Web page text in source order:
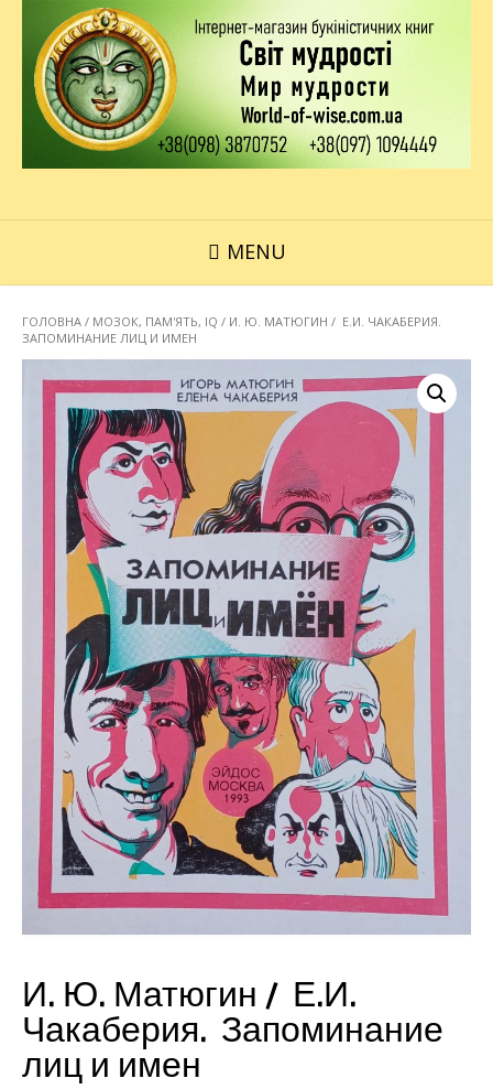
MENU
ГОЛОВНА / МОЗОК, ПАМ'ЯТЬ, IQ / И. Ю. МАТЮГИН / Е.И. ЧАКАБЕРИЯ.
ЗАПОМИНАНИЕ ЛИЦ И ИМЕН
И. Ю. Матюгин / Е.И.
Чакаберия. Запоминание
лиц и имен